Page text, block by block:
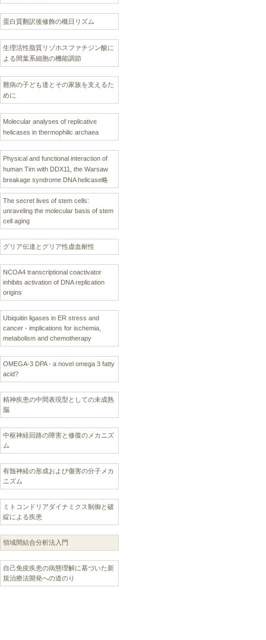
蛋白質翻訳後修飾の概日リズム
生理活性脂質リゾホスファチジン酸に
よる間葉系細胞の機能調節
難病の子ども達とその家族を支えるた
めに
Molecular analyses of replicative
helicases in thermophilic archaea
Physical and functional interaction of
human Tim with DDX11, the Warsaw
breakage syndrome DNA helicase略
The secret lives of stem cells:
unraveling the molecular basis of stem
cell aging
グリア伝達とグリア性虚血耐性
NCOA4 transcriptional coactivator
inhibits activation of DNA replication
origins
Ubiquitin ligases in ER stress and
cancer - implications for ischemia,
metabolism and chemotherapy
OMEGA-3 DPA - a novel omega 3 fatty
acid?
精神疾患の中間表現型としての未成熟
脳
中枢神経回路の障害と修復のメカニズ
ム
有髄神経の形成および傷害の分子メカ
ニズム
ミトコンドリアダイナミクス制御と破
綻による疾患
領域間結合分析法入門
自己免疫疾患の病態理解に基づいた新
規治療法開発への道のり